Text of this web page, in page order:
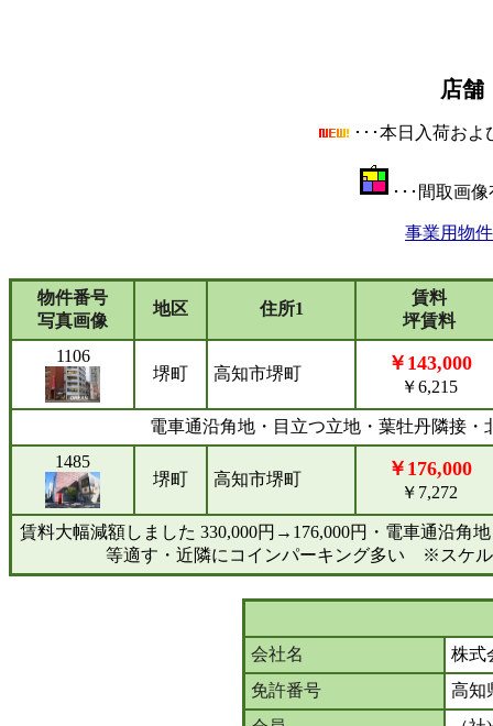
店舗
･･･本日入荷お
･･･間取画
事業用物
物件番号
写真画像
地区 住所1
賃料
坪賃料
1106
堺町
高知市堺町 ￥143,000
￥6,215
電車通沿角地・目立つ立地・葉牡丹隣接
1485
堺町
高知市堺町 ￥176,000
￥7,272
賃料大幅減額しました 330,000円→176,000円・電車通沿角
等適す・近隣にコインパーキング多い ※スケ
会社名
株式
免許番号
高知